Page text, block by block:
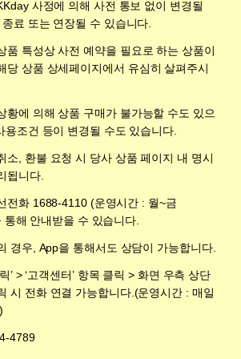
사정에 의해 사전 통보 없이 변경될
료 또는 연장될 수 있습니다.
품 특성상 사전 예약을 필요로 하는 상품이
당 상품 상세페이지에서 유심히 살펴주시
황에 의해 상품 구매가 불가능할 수도 있으
용조건 등이 변경될 수도 있습니다.
소, 환불 요청 시 당사 상품 페이지 내 명시
됩니다.
전화 1688-4110 (운영시간 : 월~금
통해 안내받을 수 있습니다.
경우, App을 통해서도 상담이 가능합니다.
’ > ‘고객센터’ 항목 클릭 > 화면 우측 상단
시 전화 연결 가능합니다.(운영시간 : 매일
4789